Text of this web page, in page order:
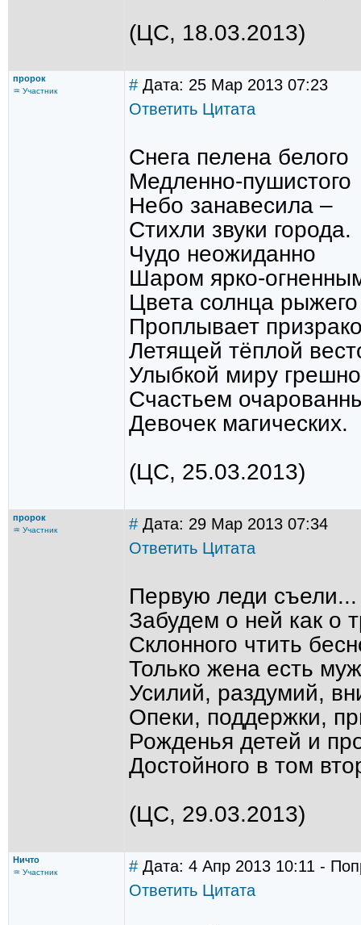
(ЦС, 18.03.2013)
пророк
♒ Участник # Дата: 25 Мар 2013 07:23
Ответить Цитата
Снега пелена белого
Медленно-пушистого
Небо занавесила –
Стихли звуки города.
Чудо неожиданно
Шаром ярко-
Цвета солнца рыжего
Проплывает
Летящей тёплой
Улыбкой миру
Счастьем
Девочек магических.
(ЦС, 25.03.2013)
пророк
♒ Участник # Дата: 29 Мар 2013 07:34
Ответить Цитата
Первую леди
Забудем о ней как о
Склонного чтить
Только жена есть
Усилий, раздумий,
Опеки, поддержки,
Рожденья детей и
Достойного в том
(ЦС, 29.03.2013)
Ничто
♒ Участник # Дата: 4 Апр 2013 10:11 -
Ответить Цитата